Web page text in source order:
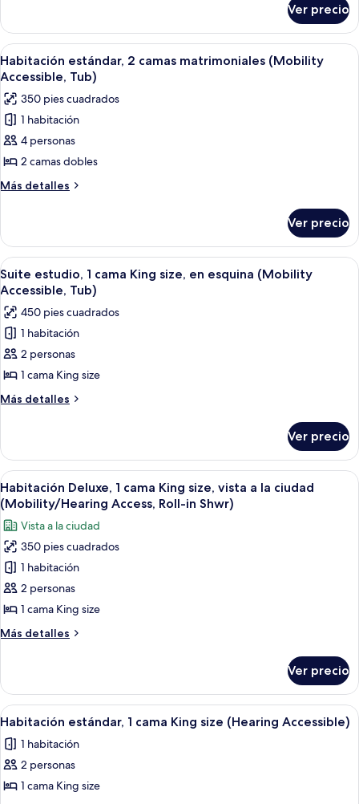
size
(Mobility
Accessible,
Tub)
estándar,
cama
King
(Mobility
Accessible,
Tub)
Ver precio
Abrir
todas
las
fotos
de
Habitación
estándar,
2
(Mobility
Accessible,
Tub)
Habitación de hotel con dos camas,
5
Habitación estándar, 2 camas matrimoniales (Mobility
Accessible, Tub)
350 pies cuadrados
1 habitación
4 personas
2 camas dobles
Más detalles
Más
estándar,
camas
matrimoniales
Accessible,
Tub)
Ver precio
Abrir
todas
las
fotos
de
Suite
estudio,
1
size,
en
esquina
(Mobility
Accessible,
Tub)
Una habitación de hotel moderna
8
Suite estudio, 1 cama King size, en esquina (Mobility
Accessible, Tub)
450 pies cuadrados
1 habitación
2 personas
1 cama King size
Más detalles
Más
estudio,
cama
King
size,
en
esquina
(Mobility
Accessible,
Tub)
Ver precio
Abrir
todas
las
fotos
de
Habitación
Deluxe,
1
cama
King
vista
a
la
ciudad
(Mobility/Hearing
Access,
Roll-
Habitación de hotel con una cama
8
Habitación Deluxe, 1 cama King size, vista a la ciudad
(Mobility/Hearing Access, Roll-in Shwr)
Vista a la ciudad
350 pies cuadrados
1 habitación
2 personas
1 cama King size
Más detalles
Más
Deluxe,
cama
size,
vista
la
Ver precio
Abrir
todas
las
fotos
de
Habitación de hotel con una cama
4
Habitación estándar, 1 cama King size (Hearing Accessible)
1 habitación
2 personas
1 cama King size